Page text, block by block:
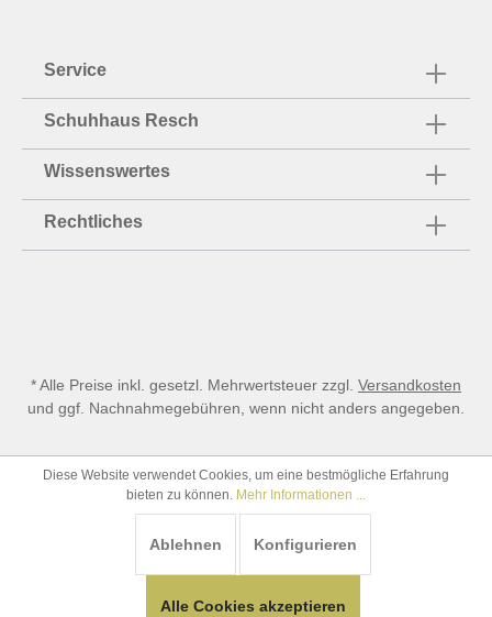
Service
Schuhhaus Resch
Wissenswertes
Rechtliches
* Alle Preise inkl. gesetzl. Mehrwertsteuer zzgl. Versandkosten
und ggf. Nachnahmegebühren, wenn nicht anders angegeben.
Diese Website verwendet Cookies, um eine bestmögliche Erfahrung
bieten zu können. Mehr Informationen ...
Ablehnen Konfigurieren
Alle Cookies akzeptieren